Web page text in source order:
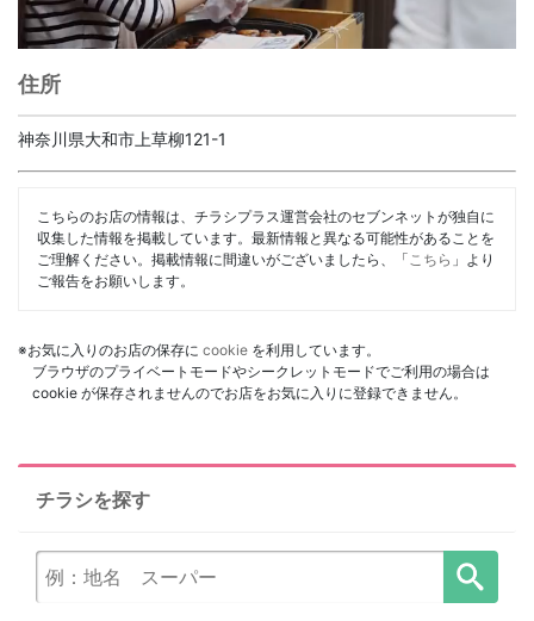
住所
神奈川県大和市上草柳121-1
こちらのお店の情報は、チラシプラス運営会社のセブンネットが独自に
収集した情報を掲載しています。最新情報と異なる可能性があることを
ご理解ください。掲載情報に間違いがございましたら、「 こちら 」より
ご報告をお願いします。
※お気に入りのお店の保存に cookie を利用しています。
ブラウザのプライベートモードやシークレットモードでご利用の場合は
cookie が保存されませんのでお店をお気に入りに登録できません。
チラシを探す